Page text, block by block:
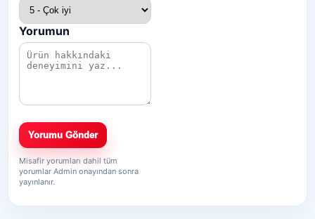
Yorumun
Yorumu Gönder
Misafir yorumları dahil tüm
yorumlar Admin onayından sonra
yayınlanır.